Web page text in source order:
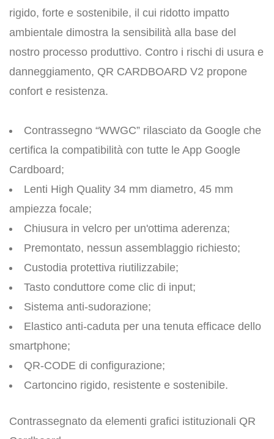
rigido, forte e sostenibile, il cui ridotto impatto
ambientale dimostra la sensibilità alla base del
nostro processo produttivo. Contro i rischi di usura e
danneggiamento, QR CARDBOARD V2 propone
confort e resistenza.
Contrassegno “WWGC” rilasciato da Google che
certifica la compatibilità con tutte le App Google
Cardboard;
Lenti High Quality 34 mm diametro, 45 mm
ampiezza focale;
Chiusura in velcro per un'ottima aderenza;
Premontato, nessun assemblaggio richiesto;
Custodia protettiva riutilizzabile;
Tasto conduttore come clic di input;
Sistema anti-sudorazione;
Elastico anti-caduta per una tenuta efficace dello
smartphone;
QR-CODE di configurazione;
Cartoncino rigido, resistente e sostenibile.
Contrassegnato da elementi grafici istituzionali QR